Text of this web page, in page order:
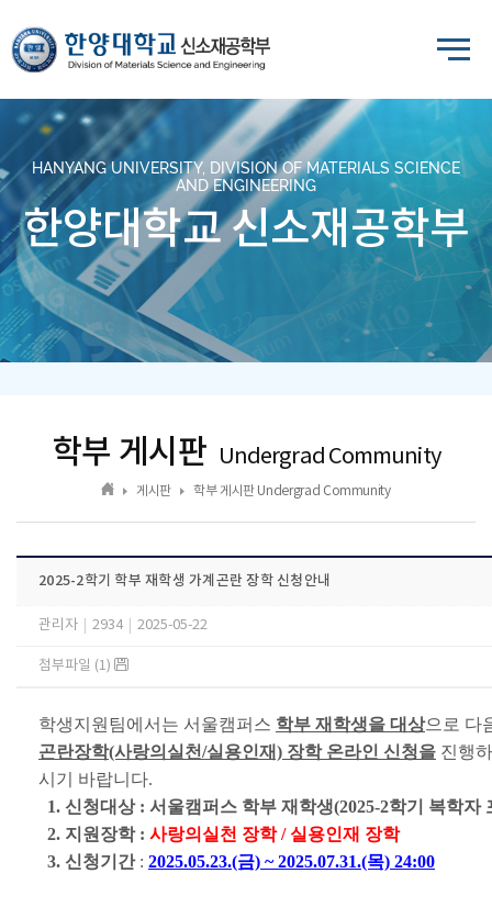
HANYANG UNIVERSITY, DIVISION OF MATERIALS SCIENCE
AND ENGINEERING
한양대학교 신소재공학부
학부 게시판 Undergrad Community
게시판 학부 게시판 Undergrad Community
2025-2학기 학부 재학생 가계곤란 장학 신청안내
관리자 2934 2025-05-22
첨부파일 (1)
학생지원팀에서는 서울캠퍼스 학부 재학생을 대상으로 다
곤란장학(사랑의실천/실용인재) 장학 온라인 신청을 진행
시기 바랍니다.
1. 신청대상 : 서울캠퍼스 학부 재학생(2025-2학기 복학자
2. 지원장학 : 사랑의실천 장학 / 실용인재 장학
3. 신청기간: 2025.05.23.(금) ~ 2025.07.31.(목) 24:00